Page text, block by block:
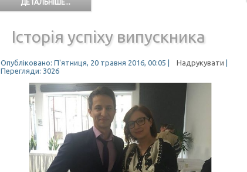
ДЕТАЛЬНІШЕ...
Історія успіху випускника
Опубліковано: П'ятниця, 20 травня 2016, 00:05 Надрукувати
Перегляди: 3026